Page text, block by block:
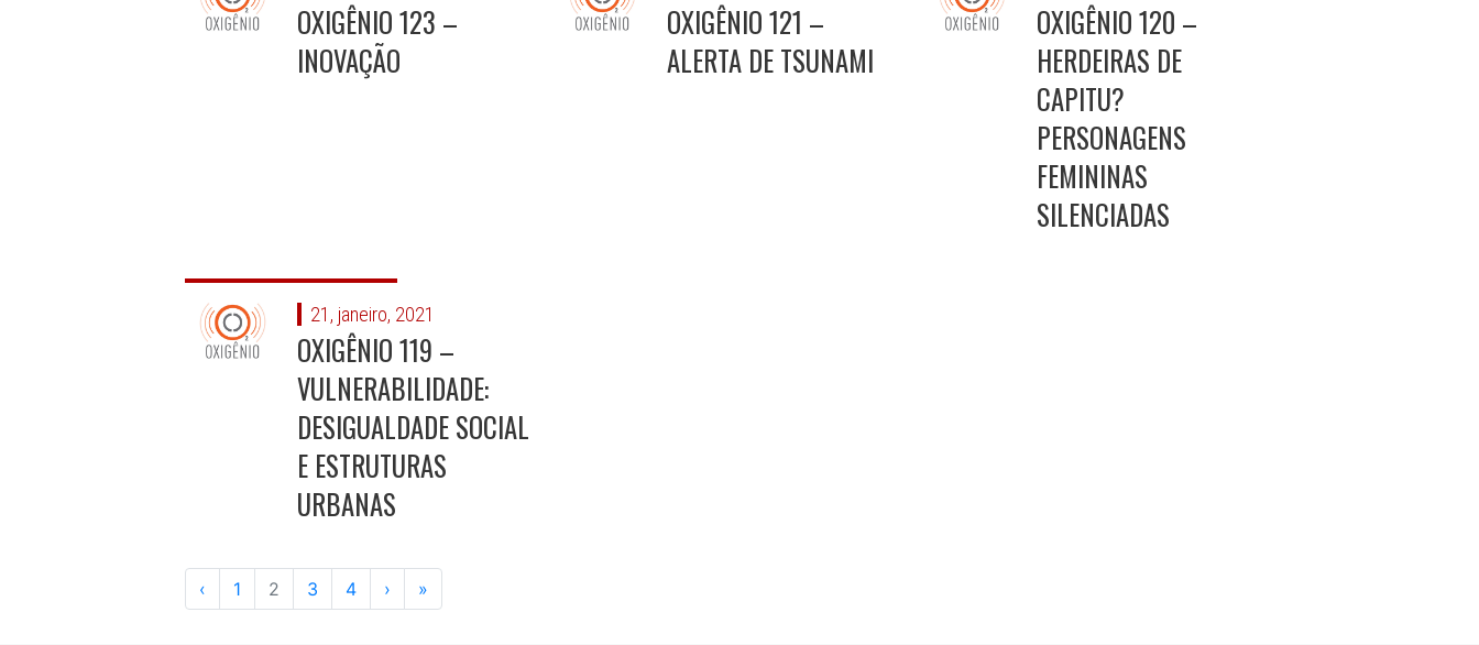
OXIGÊNIO 123 –
INOVAÇÃO
OXIGÊNIO 121 –
ALERTA DE TSUNAMI
OXIGÊNIO 120 –
HERDEIRAS DE
CAPITU?
PERSONAGENS
FEMININAS
SILENCIADAS
21, janeiro, 2021
OXIGÊNIO 119 –
VULNERABILIDADE:
DESIGUALDADE SOCIAL
E ESTRUTURAS
URBANAS
‹ 1 2 3 4 › »